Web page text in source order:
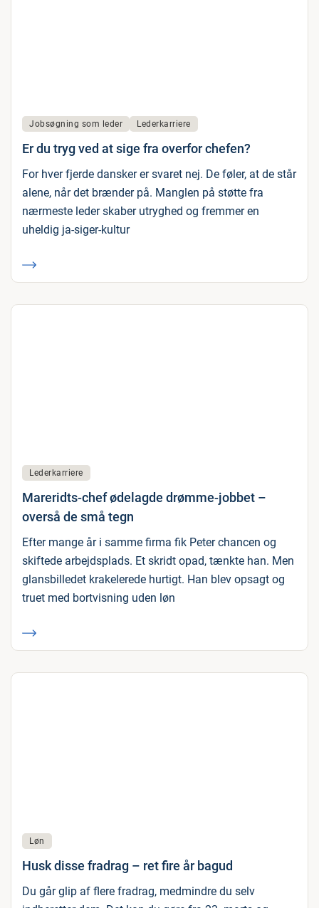
Jobsøgning som leder Lederkarriere
Er du tryg ved at sige fra overfor chefen?
For hver fjerde dansker er svaret nej. De føler, at de står
alene, når det brænder på. Manglen på støtte fra
nærmeste leder skaber utryghed og fremmer en
uheldig ja-siger-kultur
Lederkarriere
Mareridts-chef ødelagde drømme-jobbet –
overså de små tegn
Efter mange år i samme firma fik Peter chancen og
skiftede arbejdsplads. Et skridt opad, tænkte han. Men
glansbilledet krakelerede hurtigt. Han blev opsagt og
truet med bortvisning uden løn
Løn
Husk disse fradrag – ret fire år bagud
Du går glip af flere fradrag, medmindre du selv